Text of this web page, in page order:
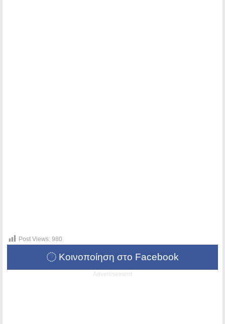
Post Views: 980
Κοινοποίηση στο Facebook
Advertisement